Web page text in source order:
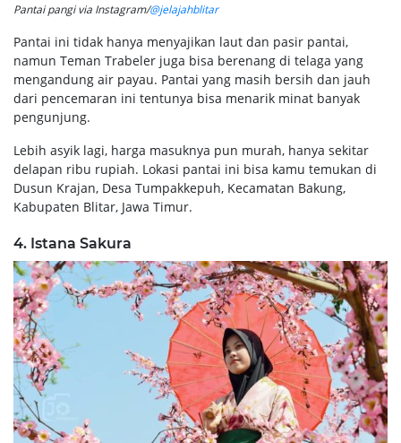
Pantai pangi via Instagram/@jelajahblitar
Pantai ini tidak hanya menyajikan laut dan pasir pantai,
namun Teman Trabeler juga bisa berenang di telaga yang
mengandung air payau. Pantai yang masih bersih dan jauh
dari pencemaran ini tentunya bisa menarik minat banyak
pengunjung.
Lebih asyik lagi, harga masuknya pun murah, hanya sekitar
delapan ribu rupiah. Lokasi pantai ini bisa kamu temukan di
Dusun Krajan, Desa Tumpakkepuh, Kecamatan Bakung,
Kabupaten Blitar, Jawa Timur.
4. Istana Sakura